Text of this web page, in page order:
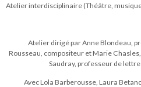
Atelier interdisciplinaire (Théâtre,
Atelier dirigé par Anne Blondeau,
Rousseau, compositeur et Marie
Saudray, professeur de
Avec Lola Barberousse, Laura